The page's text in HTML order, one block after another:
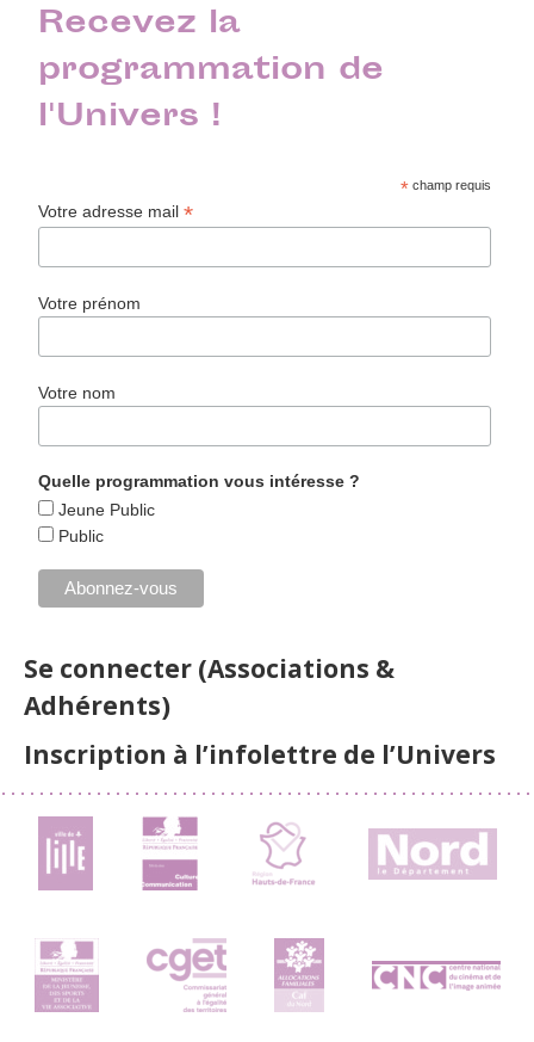
Recevez la
programmation de
l'Univers !
* champ requis
Votre adresse mail*
Votre prénom
Votre nom
Quelle programmation vous intéresse ?
Jeune Public
Public
Se connecter (Associations &
Adhérents)
Inscription à l’infolettre de l’Univers